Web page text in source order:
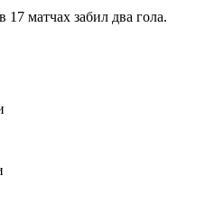
матчах забил два гола.